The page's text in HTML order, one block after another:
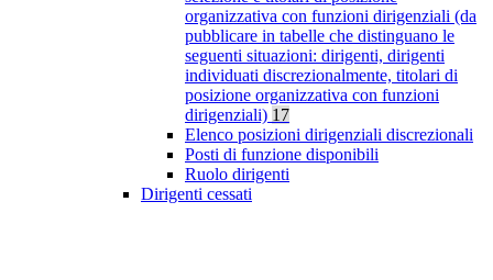
organizzativa con funzioni dirigenziali (da
pubblicare in tabelle che distinguano le
seguenti situazioni: dirigenti, dirigenti
individuati discrezionalmente, titolari di
posizione organizzativa con funzioni
dirigenziali) 17
Elenco posizioni dirigenziali discrezionali
Posti di funzione disponibili
Ruolo dirigenti
Dirigenti cessati